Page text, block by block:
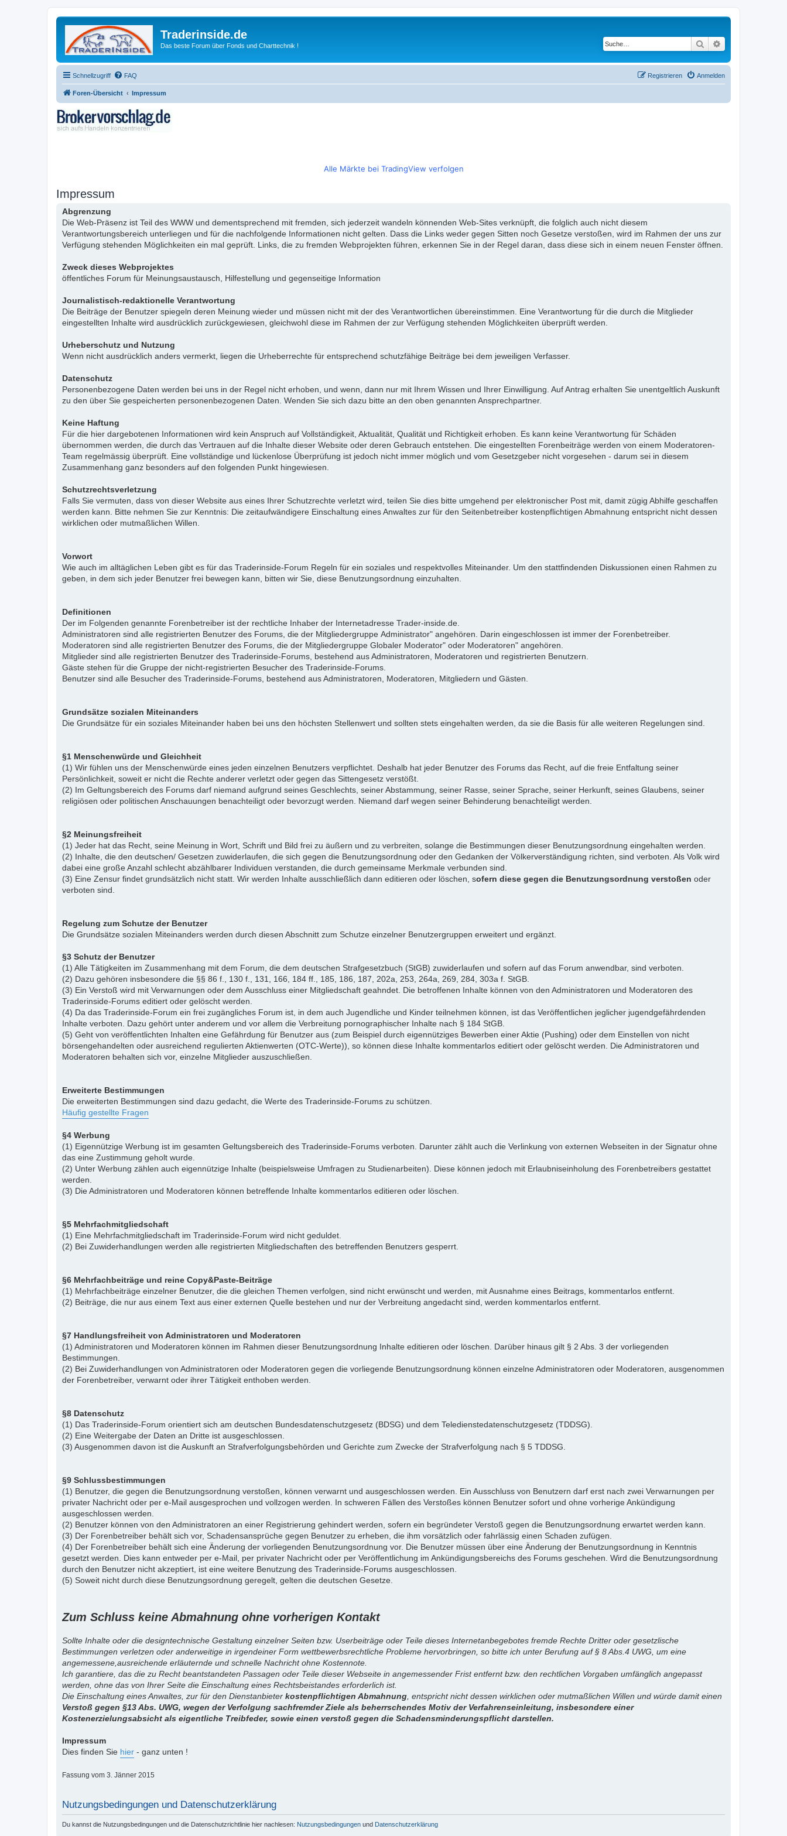
Traderinside.de
Das beste Forum über Fonds und Charttechnik ! Suche
Schnellzugriff FAQ Anmelden
Registrieren
Foren-Übersicht Impressum
Alle Märkte bei TradingView verfolgen
Impressum
Abgrenzung
Die Web-Präsenz ist Teil des WWW und dementsprechend mit fremden, sich jederzeit wandeln könnenden Web-Sites verknüpft, die folglich auch nicht diesem
Verantwortungsbereich unterliegen und für die nachfolgende Informationen nicht gelten. Dass die Links weder gegen Sitten noch Gesetze verstoßen, wird im Rahmen der uns zur
Verfügung stehenden Möglichkeiten ein mal geprüft. Links, die zu fremden Webprojekten führen, erkennen Sie in der Regel daran, dass diese sich in einem neuen Fenster öffnen.
Zweck dieses Webprojektes
öffentliches Forum für Meinungsaustausch, Hilfestellung und gegenseitige Information
Journalistisch-redaktionelle Verantwortung
Die Beiträge der Benutzer spiegeln deren Meinung wieder und müssen nicht mit der des Verantwortlichen übereinstimmen. Eine Verantwortung für die durch die Mitglieder
eingestellten Inhalte wird ausdrücklich zurückgewiesen, gleichwohl diese im Rahmen der zur Verfügung stehenden Möglichkeiten überprüft werden.
Urheberschutz und Nutzung
Wenn nicht ausdrücklich anders vermerkt, liegen die Urheberrechte für entsprechend schutzfähige Beiträge bei dem jeweiligen Verfasser.
Datenschutz
Personenbezogene Daten werden bei uns in der Regel nicht erhoben, und wenn, dann nur mit Ihrem Wissen und Ihrer Einwilligung. Auf Antrag erhalten Sie unentgeltlich Auskunft
zu den über Sie gespeicherten personenbezogenen Daten. Wenden Sie sich dazu bitte an den oben genannten Ansprechpartner.
Keine Haftung
Für die hier dargebotenen Informationen wird kein Anspruch auf Vollständigkeit, Aktualität, Qualität und Richtigkeit erhoben. Es kann keine Verantwortung für Schäden
übernommen werden, die durch das Vertrauen auf die Inhalte dieser Website oder deren Gebrauch entstehen. Die eingestellten Forenbeiträge werden von einem Moderatoren-
Team regelmässig überprüft. Eine vollständige und lückenlose Überprüfung ist jedoch nicht immer möglich und vom Gesetzgeber nicht vorgesehen - darum sei in diesem
Zusammenhang ganz besonders auf den folgenden Punkt hingewiesen.
Schutzrechtsverletzung
Falls Sie vermuten, dass von dieser Website aus eines Ihrer Schutzrechte verletzt wird, teilen Sie dies bitte umgehend per elektronischer Post mit, damit zügig Abhilfe geschaffen
werden kann. Bitte nehmen Sie zur Kenntnis: Die zeitaufwändigere Einschaltung eines Anwaltes zur für den Seitenbetreiber kostenpflichtigen Abmahnung entspricht nicht dessen
wirklichen oder mutmaßlichen Willen.
Vorwort
Wie auch im alltäglichen Leben gibt es für das Traderinside-Forum Regeln für ein soziales und respektvolles Miteinander. Um den stattfindenden Diskussionen einen Rahmen zu
geben, in dem sich jeder Benutzer frei bewegen kann, bitten wir Sie, diese Benutzungsordnung einzuhalten.
Definitionen
Der im Folgenden genannte Forenbetreiber ist der rechtliche Inhaber der Internetadresse Trader-inside.de.
Administratoren sind alle registrierten Benutzer des Forums, die der Mitgliedergruppe Administrator" angehören. Darin eingeschlossen ist immer der Forenbetreiber.
Moderatoren sind alle registrierten Benutzer des Forums, die der Mitgliedergruppe Globaler Moderator" oder Moderatoren" angehören.
Mitglieder sind alle registrierten Benutzer des Traderinside-Forums, bestehend aus Administratoren, Moderatoren und registrierten Benutzern.
Gäste stehen für die Gruppe der nicht-registrierten Besucher des Traderinside-Forums.
Benutzer sind alle Besucher des Traderinside-Forums, bestehend aus Administratoren, Moderatoren, Mitgliedern und Gästen.
Grundsätze sozialen Miteinanders
Die Grundsätze für ein soziales Miteinander haben bei uns den höchsten Stellenwert und sollten stets eingehalten werden, da sie die Basis für alle weiteren Regelungen sind.
§1 Menschenwürde und Gleichheit
(1) Wir fühlen uns der Menschenwürde eines jeden einzelnen Benutzers verpflichtet. Deshalb hat jeder Benutzer des Forums das Recht, auf die freie Entfaltung seiner
Persönlichkeit, soweit er nicht die Rechte anderer verletzt oder gegen das Sittengesetz verstößt.
(2) Im Geltungsbereich des Forums darf niemand aufgrund seines Geschlechts, seiner Abstammung, seiner Rasse, seiner Sprache, seiner Herkunft, seines Glaubens, seiner
religiösen oder politischen Anschauungen benachteiligt oder bevorzugt werden. Niemand darf wegen seiner Behinderung benachteiligt werden.
§2 Meinungsfreiheit
(1) Jeder hat das Recht, seine Meinung in Wort, Schrift und Bild frei zu äußern und zu verbreiten, solange die Bestimmungen dieser Benutzungsordnung eingehalten werden.
(2) Inhalte, die den deutschen/ Gesetzen zuwiderlaufen, die sich gegen die Benutzungsordnung oder den Gedanken der Völkerverständigung richten, sind verboten. Als Volk wird
dabei eine große Anzahl schlecht abzählbarer Individuen verstanden, die durch gemeinsame Merkmale verbunden sind.
(3) Eine Zensur findet grundsätzlich nicht statt. Wir werden Inhalte ausschließlich dann editieren oder löschen, sofern diese gegen die Benutzungsordnung verstoßen oder
verboten sind.
Regelung zum Schutze der Benutzer
Die Grundsätze sozialen Miteinanders werden durch diesen Abschnitt zum Schutze einzelner Benutzergruppen erweitert und ergänzt.
§3 Schutz der Benutzer
(1) Alle Tätigkeiten im Zusammenhang mit dem Forum, die dem deutschen Strafgesetzbuch (StGB) zuwiderlaufen und sofern auf das Forum anwendbar, sind verboten.
(2) Dazu gehören insbesondere die §§ 86 f., 130 f., 131, 166, 184 ff., 185, 186, 187, 202a, 253, 264a, 269, 284, 303a f. StGB.
(3) Ein Verstoß wird mit Verwarnungen oder dem Ausschluss einer Mitgliedschaft geahndet. Die betroffenen Inhalte können von den Administratoren und Moderatoren des
Traderinside-Forums editiert oder gelöscht werden.
(4) Da das Traderinside-Forum ein frei zugängliches Forum ist, in dem auch Jugendliche und Kinder teilnehmen können, ist das Veröffentlichen jeglicher jugendgefährdenden
Inhalte verboten. Dazu gehört unter anderem und vor allem die Verbreitung pornographischer Inhalte nach § 184 StGB.
(5) Geht von veröffentlichten Inhalten eine Gefährdung für Benutzer aus (zum Beispiel durch eigennütziges Bewerben einer Aktie (Pushing) oder dem Einstellen von nicht
börsengehandelten oder ausreichend regulierten Aktienwerten (OTC-Werte)), so können diese Inhalte kommentarlos editiert oder gelöscht werden. Die Administratoren und
Moderatoren behalten sich vor, einzelne Mitglieder auszuschließen.
Erweiterte Bestimmungen
Die erweiterten Bestimmungen sind dazu gedacht, die Werte des Traderinside-Forums zu schützen.
Häufig gestellte Fragen
§4 Werbung
(1) Eigennützige Werbung ist im gesamten Geltungsbereich des Traderinside-Forums verboten. Darunter zählt auch die Verlinkung von externen Webseiten in der Signatur ohne
das eine Zustimmung geholt wurde.
(2) Unter Werbung zählen auch eigennützige Inhalte (beispielsweise Umfragen zu Studienarbeiten). Diese können jedoch mit Erlaubniseinholung des Forenbetreibers gestattet
werden.
(3) Die Administratoren und Moderatoren können betreffende Inhalte kommentarlos editieren oder löschen.
§5 Mehrfachmitgliedschaft
(1) Eine Mehrfachmitgliedschaft im Traderinside-Forum wird nicht geduldet.
(2) Bei Zuwiderhandlungen werden alle registrierten Mitgliedschaften des betreffenden Benutzers gesperrt.
§6 Mehrfachbeiträge und reine Copy&Paste-Beiträge
(1) Mehrfachbeiträge einzelner Benutzer, die die gleichen Themen verfolgen, sind nicht erwünscht und werden, mit Ausnahme eines Beitrags, kommentarlos entfernt.
(2) Beiträge, die nur aus einem Text aus einer externen Quelle bestehen und nur der Verbreitung angedacht sind, werden kommentarlos entfernt.
§7 Handlungsfreiheit von Administratoren und Moderatoren
(1) Administratoren und Moderatoren können im Rahmen dieser Benutzungsordnung Inhalte editieren oder löschen. Darüber hinaus gilt § 2 Abs. 3 der vorliegenden
Bestimmungen.
(2) Bei Zuwiderhandlungen von Administratoren oder Moderatoren gegen die vorliegende Benutzungsordnung können einzelne Administratoren oder Moderatoren, ausgenommen
der Forenbetreiber, verwarnt oder ihrer Tätigkeit enthoben werden.
§8 Datenschutz
(1) Das Traderinside-Forum orientiert sich am deutschen Bundesdatenschutzgesetz (BDSG) und dem Teledienstedatenschutzgesetz (TDDSG).
(2) Eine Weitergabe der Daten an Dritte ist ausgeschlossen.
(3) Ausgenommen davon ist die Auskunft an Strafverfolgungsbehörden und Gerichte zum Zwecke der Strafverfolgung nach § 5 TDDSG.
§9 Schlussbestimmungen
(1) Benutzer, die gegen die Benutzungsordnung verstoßen, können verwarnt und ausgeschlossen werden. Ein Ausschluss von Benutzern darf erst nach zwei Verwarnungen per
privater Nachricht oder per e-Mail ausgesprochen und vollzogen werden. In schweren Fällen des Verstoßes können Benutzer sofort und ohne vorherige Ankündigung
ausgeschlossen werden.
(2) Benutzer können von den Administratoren an einer Registrierung gehindert werden, sofern ein begründeter Verstoß gegen die Benutzungsordnung erwartet werden kann.
(3) Der Forenbetreiber behält sich vor, Schadensansprüche gegen Benutzer zu erheben, die ihm vorsätzlich oder fahrlässig einen Schaden zufügen.
(4) Der Forenbetreiber behält sich eine Änderung der vorliegenden Benutzungsordnung vor. Die Benutzer müssen über eine Änderung der Benutzungsordnung in Kenntnis
gesetzt werden. Dies kann entweder per e-Mail, per privater Nachricht oder per Veröffentlichung im Ankündigungsbereichs des Forums geschehen. Wird die Benutzungsordnung
durch den Benutzer nicht akzeptiert, ist eine weitere Benutzung des Traderinside-Forums ausgeschlossen.
(5) Soweit nicht durch diese Benutzungsordnung geregelt, gelten die deutschen Gesetze.
Zum Schluss keine Abmahnung ohne vorherigen Kontakt
Sollte Inhalte oder die designtechnische Gestaltung einzelner Seiten bzw. Userbeiträge oder Teile dieses Internetanbegebotes fremde Rechte Dritter oder gesetzlische
Bestimmungen verletzen oder anderweitige in irgendeiner Form wettbewerbsrechtliche Probleme hervorbringen, so bitte ich unter Berufung auf § 8 Abs.4 UWG, um eine
angemessene,ausreichende erläuternde und schnelle Nachricht ohne Kostennote.
Ich garantiere, das die zu Recht beantstandeten Passagen oder Teile dieser Webseite in angemessender Frist entfernt bzw. den rechtlichen Vorgaben umfänglich angepasst
werden, ohne das von Ihrer Seite die Einschaltung eines Rechtsbeistandes erforderlich ist.
Die Einschaltung eines Anwaltes, zur für den Dienstanbieter kostenpflichtigen Abmahnung , entspricht nicht dessen wirklichen oder mutmaßlichen Willen und würde damit einen
Verstoß gegen §13 Abs. UWG, wegen der Verfolgung sachfremder Ziele als beherrschendes Motiv der Verfahrenseinleitung, insbesondere einer
Kostenerzielungsabsicht als eigentliche Treibfeder, sowie einen verstoß gegen die Schadensminderungspflicht darstellen.
Impressum
Dies finden Sie hier - ganz unten !
Fassung vom 3. Jänner 2015
Nutzungsbedingungen und Datenschutzerklärung
Du kannst die Nutzungsbedingungen und die Datenschutzrichtlinie hier nachlesen: Nutzungsbedingungen und Datenschutzerklärung